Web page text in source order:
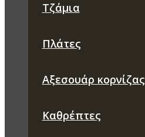
Τζάμια
Πλάτες
Αξεσουάρ κορνίζας
Καθρέπτες